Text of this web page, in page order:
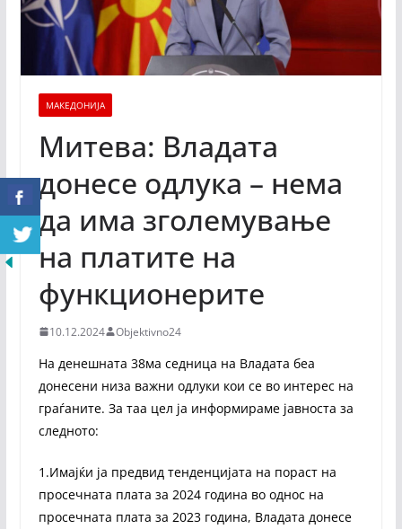
МАКЕДОНИЈА
Митева: Владата
донесе одлука – нема
да има зголемување
на платите на
функционерите
10.12.2024 Objektivno24
На денешната 38ма седница на Владата беа
донесени низа важни одлуки кои се во интерес на
граѓаните. За таа цел ја информираме јавноста за
следното:
1.Имајќи ја предвид тенденцијата на пораст на
просечната плата за 2024 година во однос на
просечната плата за 2023 година, Владата донесе